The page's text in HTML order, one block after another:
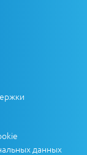
данных